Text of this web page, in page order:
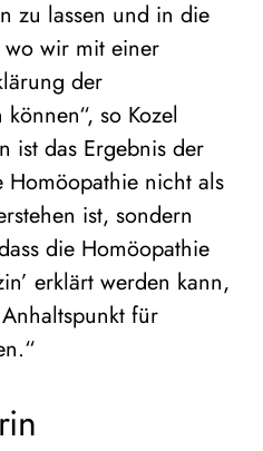
zu lassen und in die
wir mit einer
der
so Kozel
ist das Ergebnis der
Homöopathie nicht als
ist, sondern
die Homöopathie
erklärt werden kann,
für